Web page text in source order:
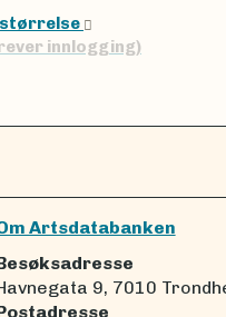
størrelse
innlogging)
Artsdatabanken
9, 7010